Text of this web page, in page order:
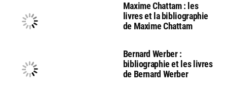
Maxime Chattam : les
livres et la bibliographie
de Maxime Chattam
Bernard Werber :
bibliographie et les livres
de Bernard Werber